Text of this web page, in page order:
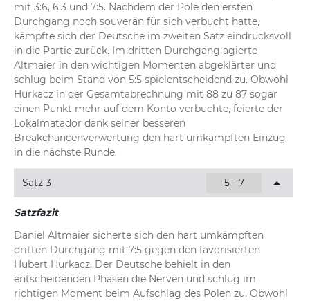
mit 3:6, 6:3 und 7:5. Nachdem der Pole den ersten
Durchgang noch souverän für sich verbucht hatte,
kämpfte sich der Deutsche im zweiten Satz eindrucksvoll
in die Partie zurück. Im dritten Durchgang agierte
Altmaier in den wichtigen Momenten abgeklärter und
schlug beim Stand von 5:5 spielentscheidend zu. Obwohl
Hurkacz in der Gesamtabrechnung mit 88 zu 87 sogar
einen Punkt mehr auf dem Konto verbuchte, feierte der
Lokalmatador dank seiner besseren
Breakchancenverwertung den hart umkämpften Einzug
in die nächste Runde.
Satz 3 5 - 7
Satzfazit
Daniel Altmaier sicherte sich den hart umkämpften
dritten Durchgang mit 7:5 gegen den favorisierten
Hubert Hurkacz. Der Deutsche behielt in den
entscheidenden Phasen die Nerven und schlug im
richtigen Moment beim Aufschlag des Polen zu. Obwohl